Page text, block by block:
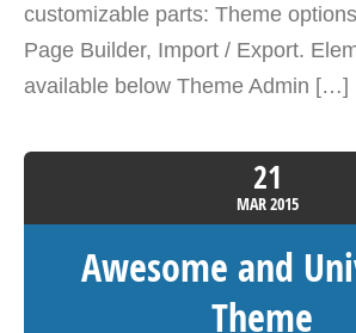
customizable parts: Theme
Page Builder, Import / Export.
available below Theme Admin […]
21
MAR2015
Awesome and
Theme